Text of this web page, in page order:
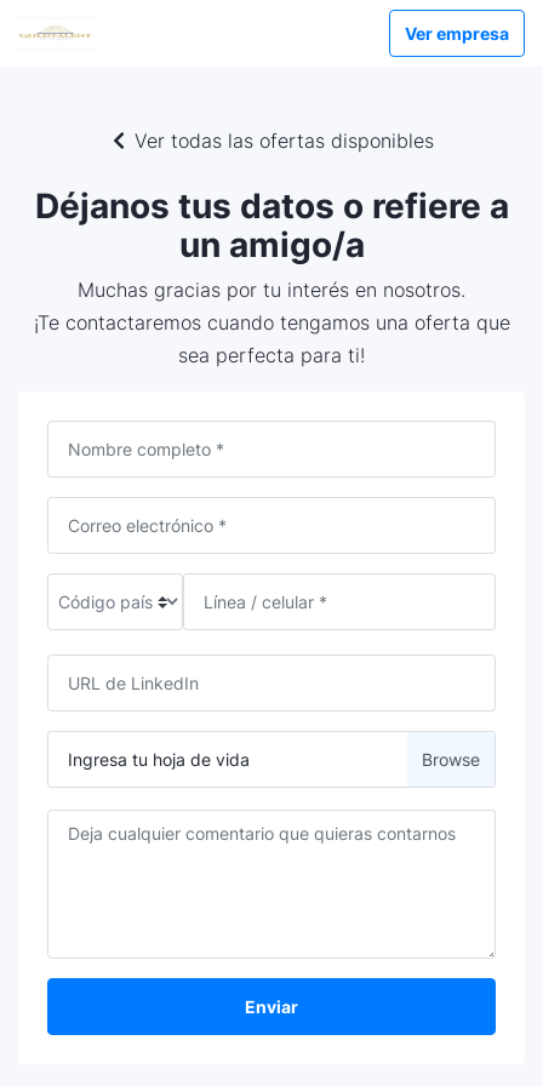
Ver empresa
Ver todas las ofertas disponibles
Déjanos tus datos o refiere a
un amigo/a
Muchas gracias por tu interés en nosotros.
¡Te contactaremos cuando tengamos una oferta que
sea perfecta para ti!
Ingresa tu hoja de vida
Enviar